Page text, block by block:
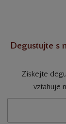
Degustujte s
Získejte
vztahuje